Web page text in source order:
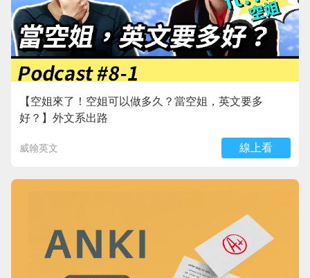
【空姐來了！空姐可以做多久？當空姐，英文要多
好？】外文系出路
威翰英文 線上看